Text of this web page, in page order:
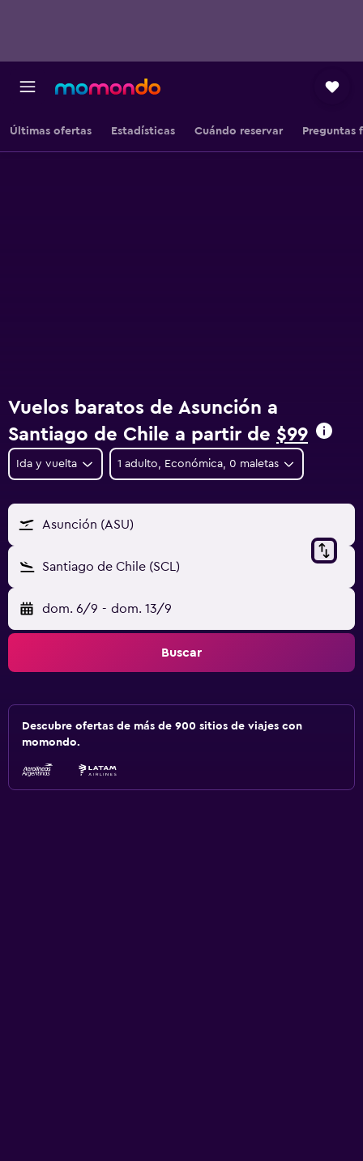
Últimas ofertas Estadísticas Cuándo reservar Preguntas
Vuelos baratos de Asunción a
Santiago de Chile a partir de $99
Ida y vuelta 1 adulto, Económica, 0 maletas
Asunción (ASU)
Santiago de Chile (SCL)
dom. 6/9 - dom. 13/9
Buscar
Descubre ofertas de más de 900 sitios de viajes con
momondo.